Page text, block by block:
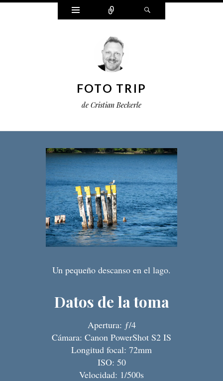
Widgets Connect
FOTO TRIP
de Cristian Beckerle
Un pequeño descanso en el lago.
Datos de la toma
Apertura: ƒ/4
Cámara: Canon PowerShot S2 IS
Longitud focal: 72mm
ISO: 50
Velocidad: 1/500s